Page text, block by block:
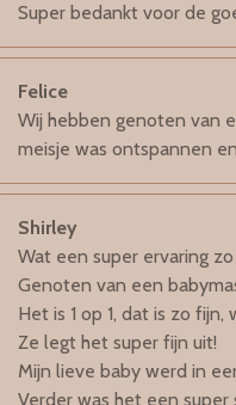
Super bedankt voor de
Felice
Wij hebben genoten van
meisje was ontspannen
Shirley
Wat een super ervaring
Genoten van een
Het is 1 op 1, dat is zo
Ze legt het super fijn uit!
Mijn lieve baby werd in
Verder was het een